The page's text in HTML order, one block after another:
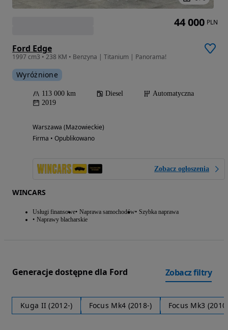
Ford Edge
1997 cm3 • 238 KM • Benzyna | Titanium | Panorama!
Wyróżnione
113 000 km Diesel
Automatyczna
2019
Warszawa (Mazowieckie)
Firma • Opublikowano
Zobacz ogłoszenia
WINCARS
Usługi finansowe Naprawa samochodów Szybka naprawa
Naprawy blacharskie
44 000 PLN
Generacje dostępne dla Ford Zobacz filtry
Kuga II (2012-) Focus Mk4 (2018-) Focus Mk3